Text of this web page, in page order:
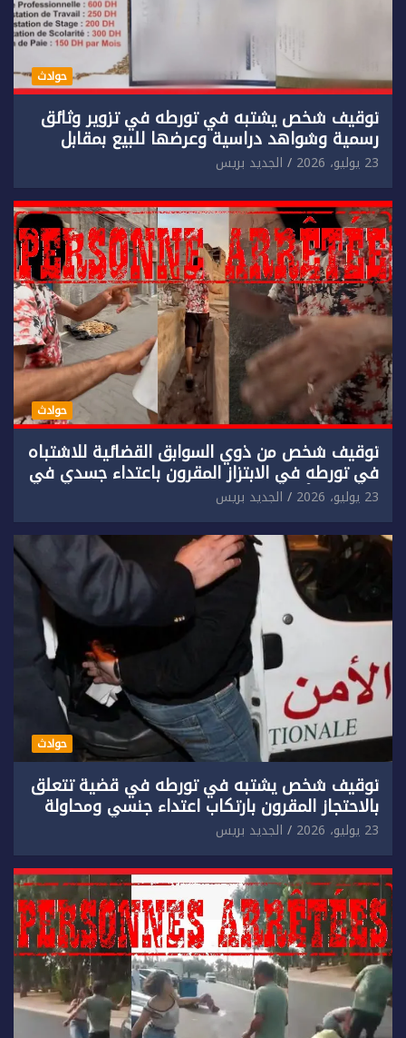
حوادث
توقيف شخص يشتبه في تورطه في تزوير وثائق
رسمية وشواهد دراسية وعرضها للبيع بمقابل
مادي.
23 يوليو، 2026 الجديد بريس
حوادث
توقيف شخص من ذوي السوابق القضائية للاشتباه
في تورطه في الابتزاز المقرون باعتداء جسدي في
حق سائح أجنبي.
23 يوليو، 2026 الجديد بريس
حوادث
توقيف شخص يشتبه في تورطه في قضية تتعلق
بالاحتجاز المقرون بارتكاب اعتداء جنسي ومحاولة
إضرام النار عمدا.
23 يوليو، 2026 الجديد بريس